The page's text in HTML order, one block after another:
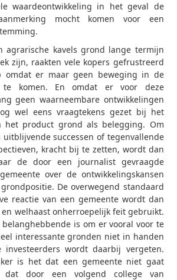
waardeontwikkeling in het geval de
mocht komen voor een
agrarische kavels grond lange termijn
zijn, raakten vele kopers gefrustreerd
omdat er maar geen beweging in de
te komen. En omdat er voor deze
geen waarneembare ontwikkelingen
wel eens vraagtekens gezet bij het
het product grond als belegging. Om
successen of tegenvallende
kracht bij te zetten, wordt dan
de door een journalist gevraagde
over de ontwikkelingskansen
De overwegend standaard
reactie van een gemeente wordt dan
en welhaast onherroepelijk feit gebruikt.
is om er vooral voor te
interessante gronden niet in handen
investeerders wordt daarbij vergeten.
is het dat een gemeente niet gaat
door een volgend college van